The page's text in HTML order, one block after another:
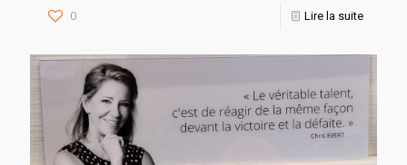
0 Lire la suite